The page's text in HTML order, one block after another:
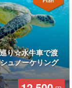
り☆水牛車で渡
ュノーケリング